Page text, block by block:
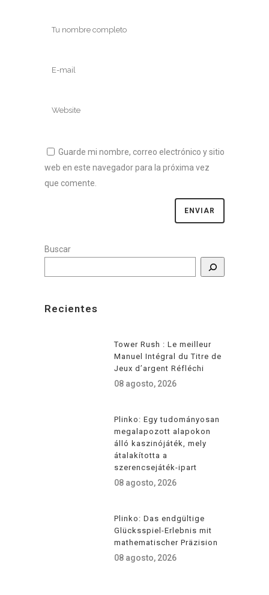
Guarde mi nombre, correo electrónico y sitio
web en este navegador para la próxima vez
que comente.
Buscar
Recientes
Tower Rush : Le meilleur
Manuel Intégral du Titre de
Jeux d’argent Réfléchi
08 agosto, 2026
Plinko: Egy tudományosan
megalapozott alapokon
álló kaszinójáték, mely
átalakította a
szerencsejáték-ipart
08 agosto, 2026
Plinko: Das endgültige
Glücksspiel-Erlebnis mit
mathematischer Präzision
08 agosto, 2026